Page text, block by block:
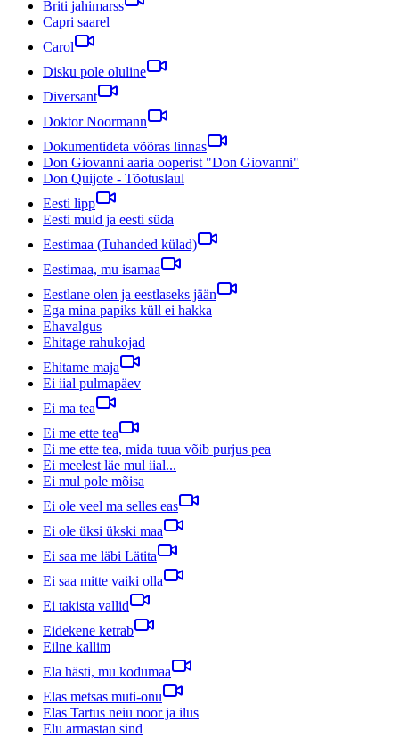
Briti jahimarss
Capri saarel
Carol
Disku pole oluline
Diversant
Doktor Noormann
Dokumentideta võõras linnas
Don Giovanni aaria ooperist "Don Giovanni"
Don Quijote - Tõotuslaul
Eesti lipp
Eesti muld ja eesti süda
Eestimaa (Tuhanded külad)
Eestimaa, mu isamaa
Eestlane olen ja eestlaseks jään
Ega mina papiks küll ei hakka
Ehavalgus
Ehitage rahukojad
Ehitame maja
Ei iial pulmapäev
Ei ma tea
Ei me ette tea
Ei me ette tea, mida tuua võib purjus pea
Ei meelest läe mul iial...
Ei mul pole mõisa
Ei ole veel ma selles eas
Ei ole üksi ükski maa
Ei saa me läbi Lätita
Ei saa mitte vaiki olla
Ei takista vallid
Eidekene ketrab
Eilne kallim
Ela hästi, mu kodumaa
Elas metsas muti-onu
Elas Tartus neiu noor ja ilus
Elu armastan sind